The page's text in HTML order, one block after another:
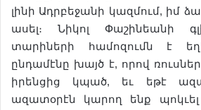
լինի Ադրբեջանի կազմում, իմ
ասել։ Նիկոլ Փաշինեանի
տարիների համոզումն է
ընդամէնը խայծ է, որով
իրենցից կպած, եւ եթէ
ազատօրէն կարող ենք